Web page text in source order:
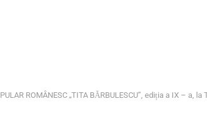
ROMÂNESC „TITA BĂRBULESCU”, ediția a IX – a, la